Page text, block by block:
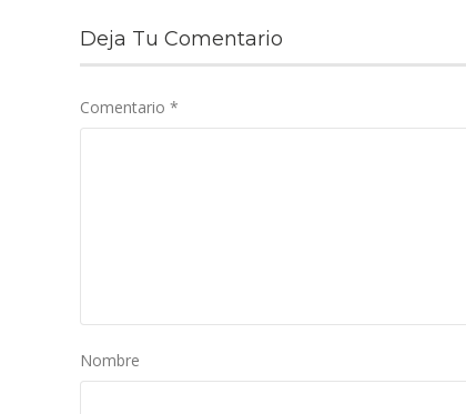
Deja Tu Comentario
Comentario *
Nombre